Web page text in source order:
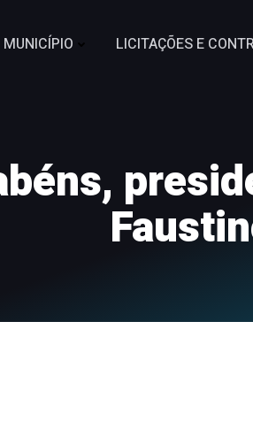
MUNICÍPIO LICITAÇÕES E